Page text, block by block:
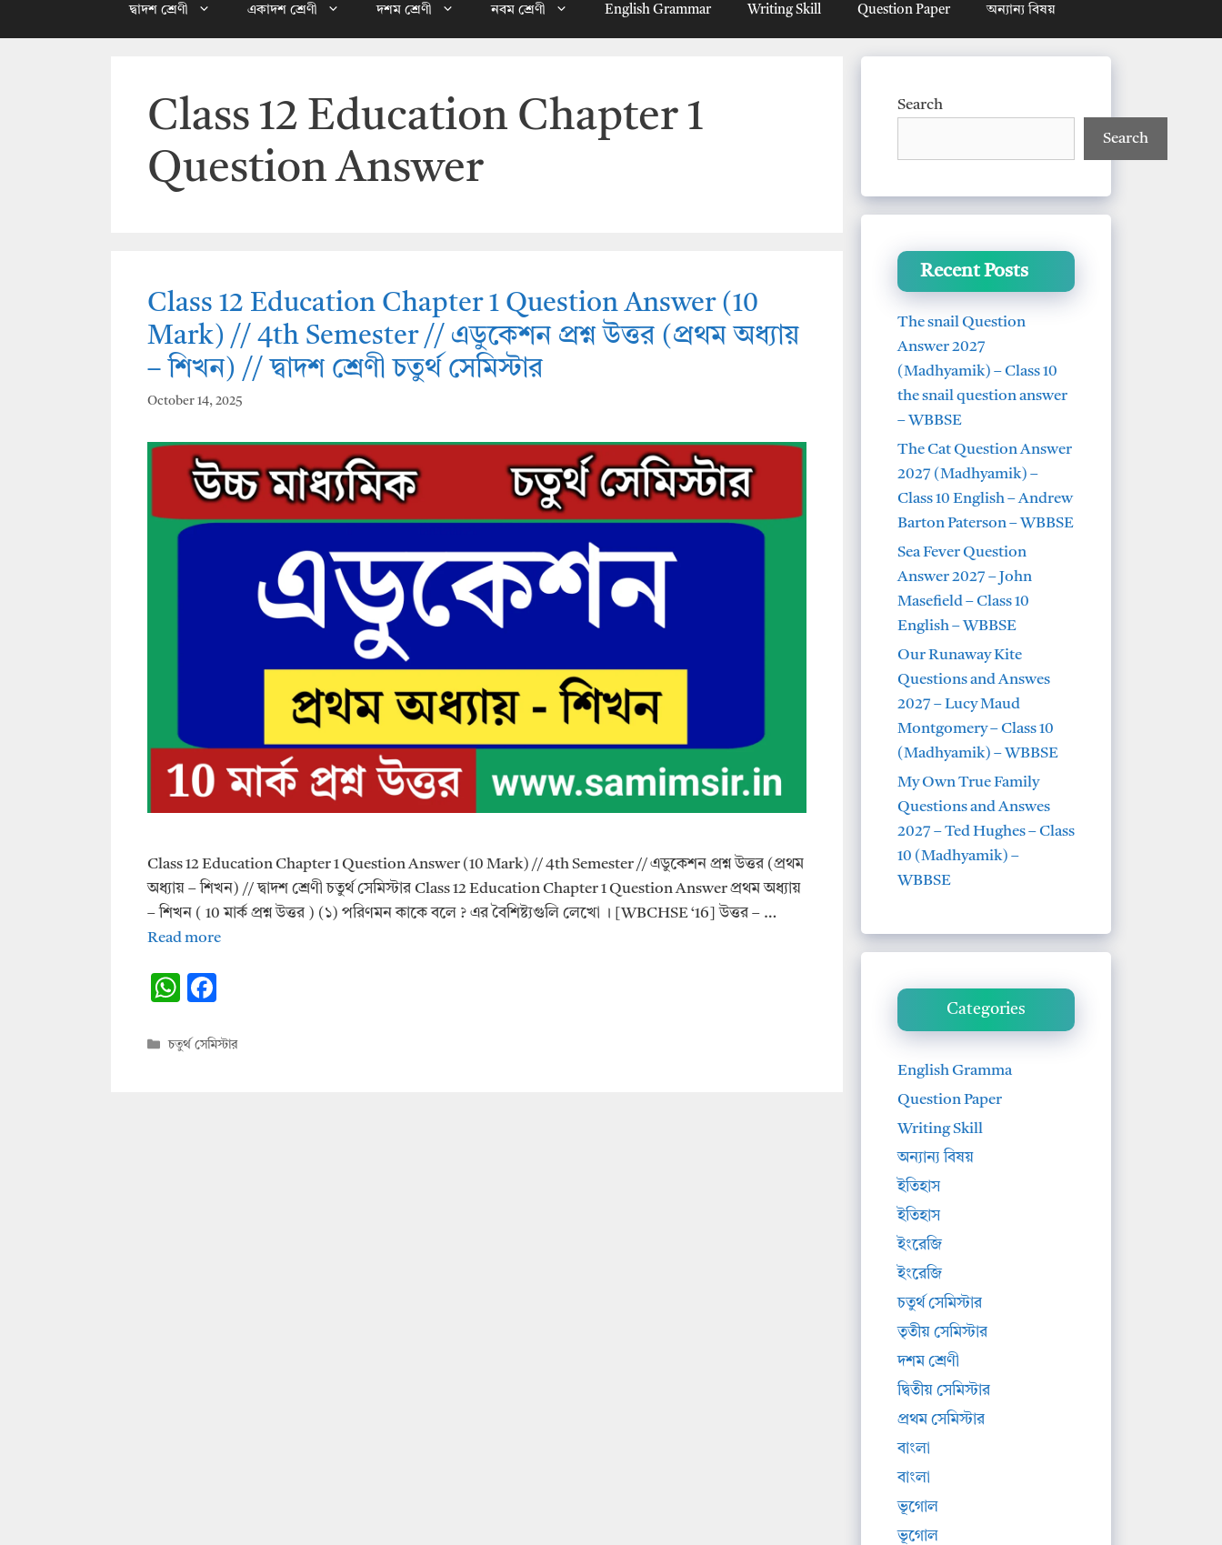
দ্বাদশ শ্রেণী একাদশ শ্রেণী দশম শ্রেণী নবম শ্রেণী English Grammar Writing Skill Question Paper অন্যান্য বিষয়
Class 12 Education Chapter 1
Question Answer
Class 12 Education Chapter 1 Question Answer (10
Mark) // 4th Semester // এডুকেশন প্রশ্ন উত্তর (প্রথম অধ্যায়
– শিখন) // দ্বাদশ শ্রেণী চতুর্থ সেমিস্টার
October 14, 2025
Class 12 Education Chapter 1 Question Answer (10 Mark) // 4th Semester // এডুকেশন প্রশ্ন উত্তর (প্রথম
অধ্যায় – শিখন) // দ্বাদশ শ্রেণী চতুর্থ সেমিস্টার Class 12 Education Chapter 1 Question Answer প্রথম অধ্যায়
– শিখন ( 10 মার্ক প্রশ্ন উত্তর ) (১) পরিণমন কাকে বলে ? এর বৈশিষ্ট্যগুলি লেখো । [WBCHSE ‘16] উত্তর – …
Read more
W
at e
Categories
চতুর্থ সেমিস্টার
Search
Search
Recent Posts
The snail Question
Answer 2027
(Madhyamik) – Class 10
the snail question answer
– WBBSE
The Cat Question Answer
2027 (Madhyamik) –
Class 10 English – Andrew
Barton Paterson – WBBSE
Sea Fever Question
Answer 2027 – John
Masefield – Class 10
English – WBBSE
Our Runaway Kite
Questions and Answes
2027 – Lucy Maud
Montgomery – Class 10
(Madhyamik) – WBBSE
My Own True Family
Questions and Answes
2027 – Ted Hughes – Class
10 (Madhyamik) –
WBBSE
Categories
English Gramma
Question Paper
Writing Skill
অন্যান্য বিষয়
ইতিহাস
ইতিহাস
ইংরেজি
ইংরেজি
চতুর্থ সেমিস্টার
তৃতীয় সেমিস্টার
দশম শ্রেণী
দ্বিতীয় সেমিস্টার
প্রথম সেমিস্টার
বাংলা
বাংলা
ভূগোল
ভূগোল